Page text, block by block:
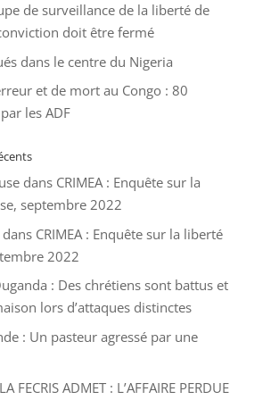
de surveillance de la liberté de
doit être fermé
dans le centre du Nigeria
et de mort au Congo : 80
les ADF
dans CRIMEA : Enquête sur la
septembre 2022
dans CRIMEA : Enquête sur la liberté
2022
: Des chrétiens sont battus et
lors d’attaques distinctes
: Un pasteur agressé par une
LA FECRIS ADMET : L’AFFAIRE PERDUE